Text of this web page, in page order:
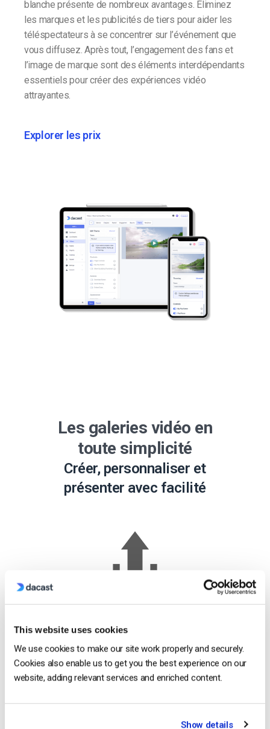
This website uses cookies
We use cookies to make our site work properly and securely.
Cookies also enable us to get you the best experience on our
website, adding relevant services and enriched content.
Show details
blanche présente de nombreux avantages. Éliminez
les marques et les publicités de tiers pour aider les
téléspectateurs à se concentrer sur l’événement que
vous diffusez. Après tout, l’engagement des fans et
l’image de marque sont des éléments interdépendants
essentiels pour créer des expériences vidéo
attrayantes.
Explorer les prix
Les galeries vidéo en
toute simplicité
Créer, personnaliser et
présenter avec facilité
Créer une
bibliothèque de
vidéos à la
demande.